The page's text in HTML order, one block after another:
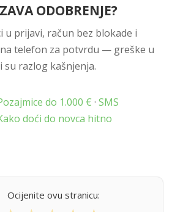
ODOBRENJE?
u prijavi, račun bez blokade i
telefon za potvrdu — greške u
su razlog kašnjenja.
do 1.000 € · SMS
doći do novca hitno
Ocijenite ovu stranicu: